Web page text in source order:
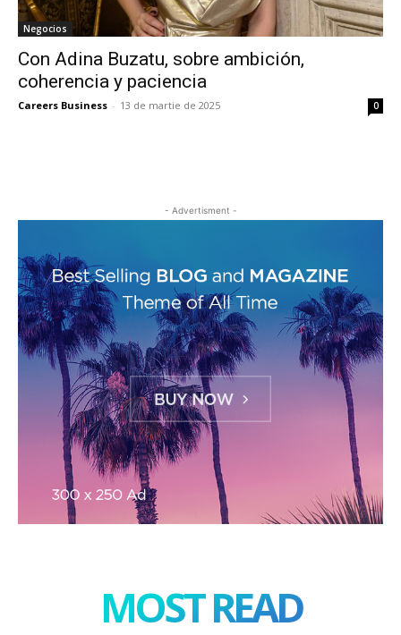
Negocios
Con Adina Buzatu, sobre ambición,
coherencia y paciencia
Careers Business - 13 de martie de 2025 0
- Advertisment -
MOST READ